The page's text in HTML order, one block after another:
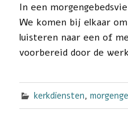
In een
We komen bij elkaar
luisteren naar een of
voorbereid door de
kerkdiensten,